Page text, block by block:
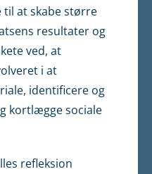
til at skabe større
resultater og
ved, at
i at
identificere og
kortlægge sociale
refleksion